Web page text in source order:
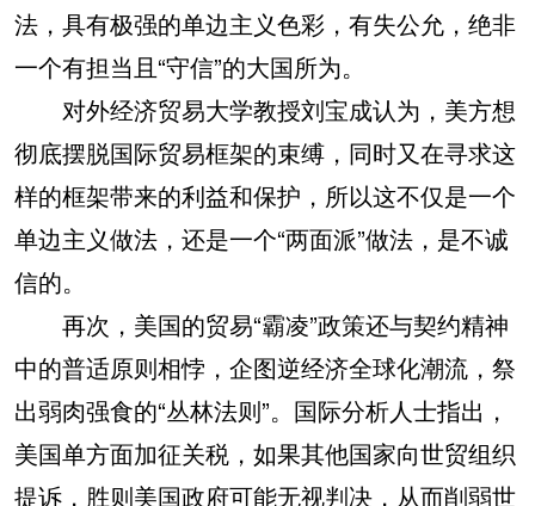
法，具有极强的单边主义色彩，有失公允，绝非
一个有担当且“守信”的大国所为。
对外经济贸易大学教授刘宝成认为，美方想
彻底摆脱国际贸易框架的束缚，同时又在寻求这
样的框架带来的利益和保护，所以这不仅是一个
单边主义做法，还是一个“两面派”做法，是不诚
信的。
再次，美国的贸易“霸凌”政策还与契约精神
中的普适原则相悖，企图逆经济全球化潮流，祭
出弱肉强食的“丛林法则”。国际分析人士指出，
美国单方面加征关税，如果其他国家向世贸组织
提诉，胜则美国政府可能无视判决，从而削弱世